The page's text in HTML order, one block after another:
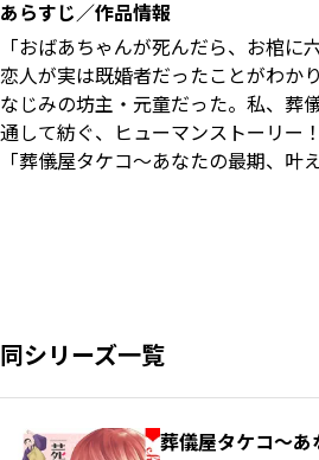
あらすじ／作品情報
「おばあちゃんが死んだら、お棺に
恋人が実は既婚者だったことがわか
なじみの坊主・元童だった。――私、
通して紡ぐ、ヒューマンストーリー
「葬儀屋タケコ～あなたの最期、叶
同シリーズ一覧
葬儀屋タケコ～あ